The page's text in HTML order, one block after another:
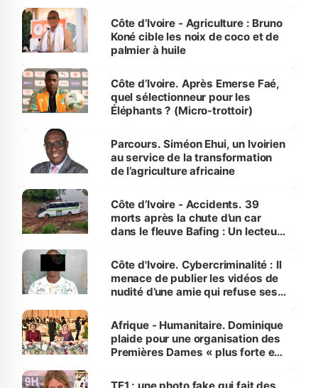
Côte d’Ivoire - Agriculture : Bruno
Koné cible les noix de coco et de
palmier à huile
Côte d’Ivoire. Après Emerse Faé,
quel sélectionneur pour les
Éléphants ? (Micro-trottoir)
Parcours. Siméon Ehui, un Ivoirien
au service de la transformation
de l’agriculture africaine
Côte d’Ivoire - Accidents. 39
morts après la chute d’un car
dans le fleuve Bafing : Un lecteur
des Transports
Côte d'Ivoire. Cybercriminalité : Il
menace de publier les vidéos de
nudité d’une amie qui refuse ses
Afrique - Humanitaire. Dominique
plaide pour une organisation des
Premières Dames « plus forte et
sur la scène internationale »